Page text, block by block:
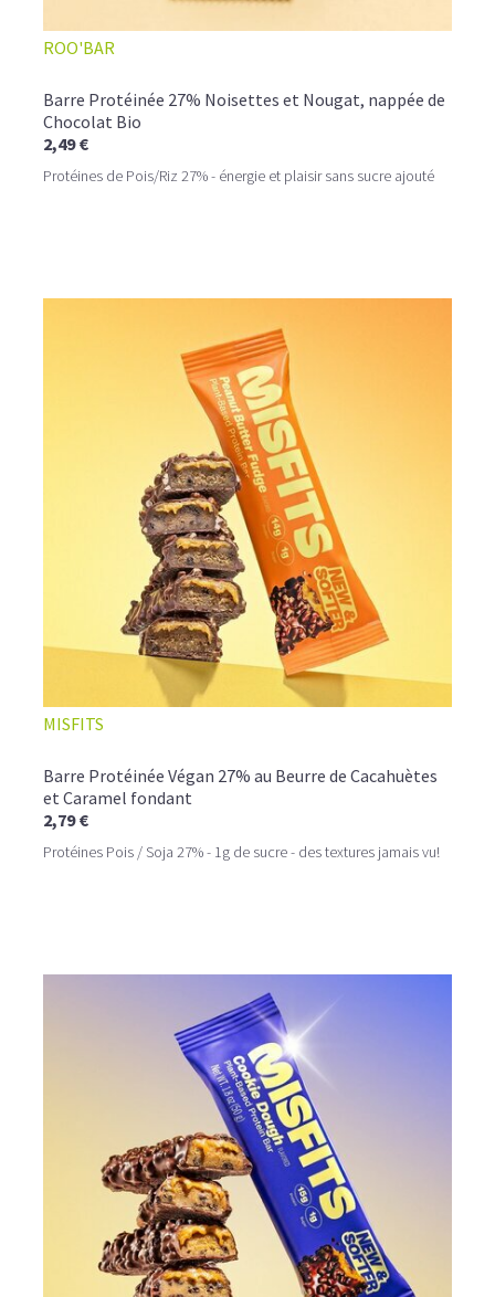
ROO'BAR
Barre Protéinée 27% Noisettes et Nougat, nappée de
Chocolat Bio
2,49 €
Protéines de Pois/Riz 27% - énergie et plaisir sans sucre ajouté
MISFITS
Barre Protéinée Végan 27% au Beurre de Cacahuètes
et Caramel fondant
2,79 €
Protéines Pois / Soja 27% - 1g de sucre - des textures jamais vu!